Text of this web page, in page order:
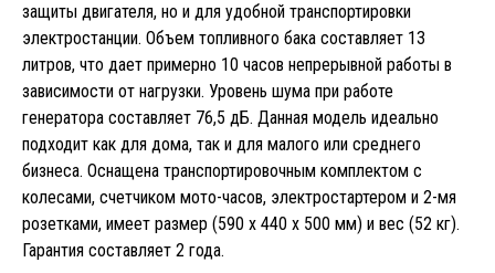
защиты двигателя, но и для удобной транспортировки
электростанции. Объем топливного бака составляет 13
литров, что дает примерно 10 часов непрерывной работы в
зависимости от нагрузки. Уровень шума при работе
генератора составляет 76,5 дБ. Данная модель идеально
подходит как для дома, так и для малого или среднего
бизнеса. Оснащена транспортировочным комплектом с
колесами, счетчиком мото-часов, электростартером и 2-мя
розетками, имеет размер (590 x 440 x 500 мм) и вес (52 кг).
Гарантия составляет 2 года.